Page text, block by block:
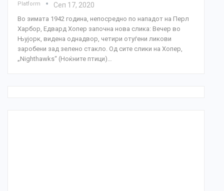
Platform Сеп 17, 2020
Во зимата 1942 година, непосредно по нападот на Перл
Харбор, Едвард Хопер започна нова слика: Вечер во
Њујорк, видена однадвор, четири отуѓени ликови
заробени зад зелено стакло. Од сите слики на Хопер,
„Nighthawks“ (Ноќните птици)…